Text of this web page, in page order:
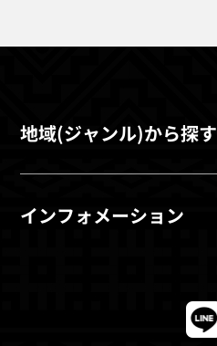
地域(ジャンル)から探す
インフォメーション